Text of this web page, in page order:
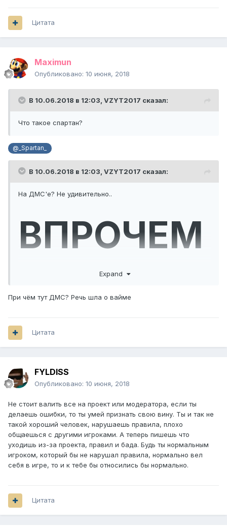
Цитата
Maximun
Опубликовано: 10 июня, 2018
В 10.06.2018 в 12:03, VZYT2017 сказал:
Что такое спартан?
@_Spartan_
В 10.06.2018 в 12:03, VZYT2017 сказал:
На ДМС'е? Не удивительно..
ВПРОЧЕМ
, НИЧЕГО
НОВОГО
Expand
При чём тут ДМС? Речь шла о вайме
Цитата
FYLDISS
Опубликовано: 10 июня, 2018
Не стоит валить все на проект или модератора, если ты
делаешь ошибки, то ты умей признать свою вину. Ты и так не
такой хороший человек, нарушаешь правила, плохо
общаешься с другими игроками. А теперь пишешь что
уходишь из-за проекта, правил и бада. Будь ты нормальным
игроком, который бы не нарушал правила, нормально вел
себя в игре, то и к тебе бы относились бы нормально.
Цитата